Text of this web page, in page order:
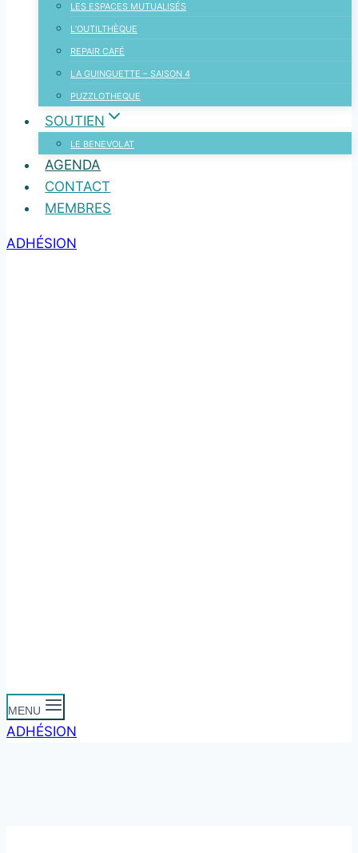
LES ESPACES MUTUALISÉS
L’OUTILTHÈQUE
REPAIR CAFÉ
LA GUINGUETTE – SAISON 4
PUZZLOTHEQUE
SOUTIEN
LE BENEVOLAT
AGENDA
CONTACT
MEMBRES
ADHÉSION
MENU
ADHÉSION